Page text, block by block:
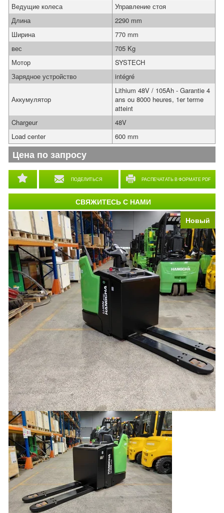
Новый
ПОДЕЛИТЬСЯ РАСПЕЧАТАТЬ В ФОРМАТЕ PDF
Ведущие колеса
Управление стоя
Длина
2290 mm
Ширина
770 mm
вес
705 Kg
Мотор
SYSTECH
Зарядное устройство
intégré
Аккумулятор
Lithium 48V / 105Ah - Garantie 4
ans ou 8000 heures, 1er terme
atteint
Chargeur
48V
Load center
600 mm
Цена по запросу
СВЯЖИТЕСЬ С НАМИ